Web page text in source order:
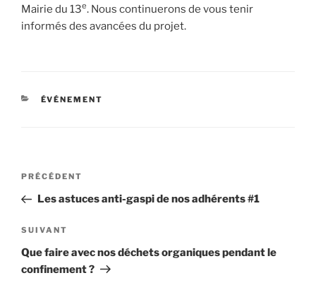
Mairie du 13e. Nous continuerons de vous tenir
informés des avancées du projet.
CATÉGORIES
ÉVÉNEMENT
Navigation
l’article
Article
précédent
PRÉCÉDENT
Les astuces anti-gaspi de nos adhérents #1
Article
suivant
SUIVANT
Que faire avec nos déchets organiques pendant le
confinement ?